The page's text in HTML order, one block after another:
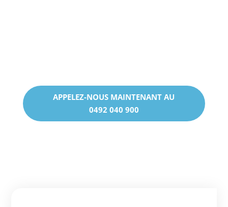
APPELEZ-NOUS MAINTENANT AU
0492 040 900